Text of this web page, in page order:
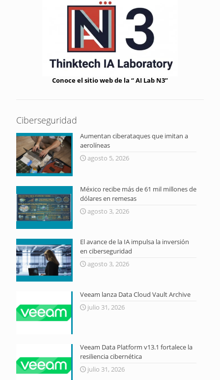
Conoce el sitio web de la “ AI Lab N3”
Ciberseguridad
Aumentan ciberataques que imitan a
aerolíneas
agosto 5, 2026
México recibe más de 61 mil millones de
dólares en remesas
agosto 3, 2026
El avance de la IA impulsa la inversión
en ciberseguridad
agosto 3, 2026
Veeam lanza Data Cloud Vault Archive
julio 31, 2026
Veeam Data Platform v13.1 fortalece la
resiliencia cibernética
julio 31, 2026